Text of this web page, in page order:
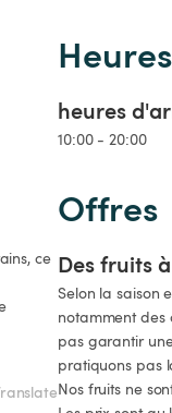
heures
10:00 - 20:00
ce
Offres
Des fruits
Selon la saison
notamment des
pas garantir
pratiquons pas
Nos fruits ne